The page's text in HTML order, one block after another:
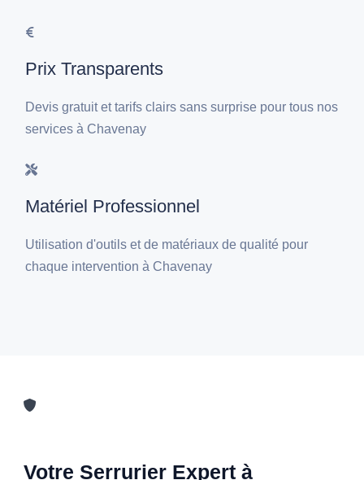
Prix Transparents
Devis gratuit et tarifs clairs sans surprise pour tous nos
services à Chavenay
Matériel Professionnel
Utilisation d'outils et de matériaux de qualité pour
chaque intervention à Chavenay
Votre Serrurier Expert à